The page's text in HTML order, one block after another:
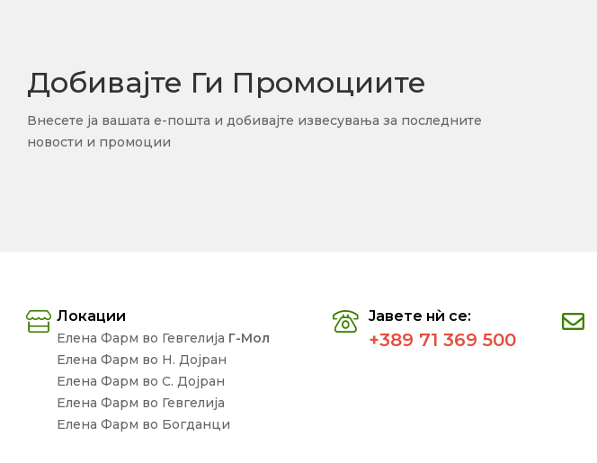
Добивајте Ги Промоциите
Внесете ја вашата е-пошта и добивајте извесувања за последните
новости и промоции
Локации
Елена Фарм во Гевгелија Г-Мол
Елена Фарм во Н. Дојран
Елена Фарм во С. Дојран
Елена Фарм во Гевгелија
Елена Фарм во Богданци
Јавете нѝ се:
+389 71 369 500